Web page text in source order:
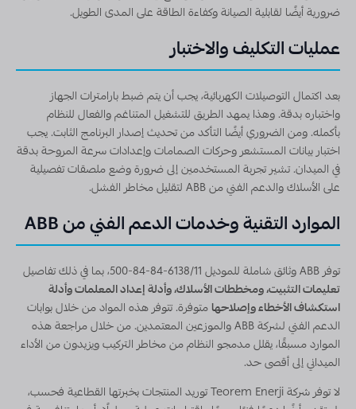
ضرورية أيضًا لقابلية الصيانة وكفاءة الطاقة على المدى الطويل.
عمليات التكليف والاختبار
بعد اكتمال التوصيلات الكهربائية، يجب أن يتم ضبط بارامترات الجهاز
واختباره بدقة. وهذا يمهد الطريق للتشغيل المتناغم والفعال للنظام
بأكمله. ومن الضروري أيضًا التأكد من تحديث إصدار البرنامج الثابت. يجب
اختبار بيانات المستشعر وحركات الصمامات وإعدادات سرعة المروحة بدقة
في الميدان. تشير تجربة المستخدمين إلى ضرورة وضع ملصقات تفصيلية
على الأسلاك والدعم الفني من ABB لتقليل مخاطر الفشل.
الموارد التقنية وخدمات الدعم الفني من ABB
توفر ABB وثائق شاملة للموديل 6138/11-84-84-500، بما في ذلك تفاصيل
تعليمات التثبيت، ومخططات الأسلاك، وأدلة إعداد المعلمات وأدلة
استكشاف الأخطاء وإصلاحها متوفرة. تتوفر هذه المواد من خلال بوابات
الدعم الفني لشركة ABB والموزعين المعتمدين. من خلال مراجعة هذه
الموارد مسبقًا، يقلل مدمجو النظام من مخاطر التركيب ويزيدون من الأداء
الميداني إلى أقصى حد.
لا توفر شركة Teorem Enerji توريد المنتجات بخبرتها القطاعية فحسب،